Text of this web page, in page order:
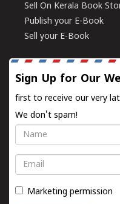
Sell On Kerala Book
Publish your E-Book
Sell your E-Book
Sign Up for Our
first to receive our very
We don't spam!
Name
Email
Marketing permission